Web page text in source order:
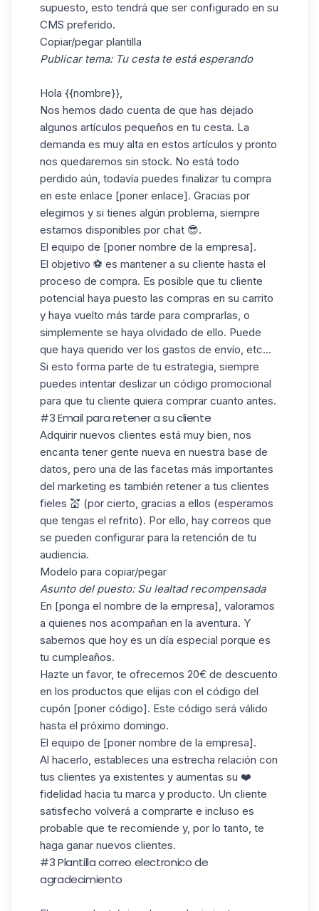
supuesto, esto tendrá que ser configurado en su
CMS preferido.
Copiar/pegar plantilla
Publicar tema: Tu cesta te está esperando
Hola {{nombre}},
Nos hemos dado cuenta de que has dejado
algunos artículos pequeños en tu cesta. La
demanda es muy alta en estos artículos y pronto
nos quedaremos sin stock. No está todo
perdido aún, todavía puedes finalizar tu compra
en este enlace [poner enlace]. Gracias por
elegirnos y si tienes algún problema, siempre
estamos disponibles por chat 😎.
El equipo de [poner nombre de la empresa].
El objetivo ⚽ es mantener a su cliente hasta el
proceso de compra. Es posible que tu cliente
potencial haya puesto las compras en su carrito
y haya vuelto más tarde para comprarlas, o
simplemente se haya olvidado de ello. Puede
que haya querido ver los gastos de envío, etc...
Si esto forma parte de tu estrategia, siempre
puedes intentar deslizar un código promocional
para que tu cliente quiera comprar cuanto antes.
#3 Email para retener a su cliente
Adquirir nuevos clientes está muy bien, nos
encanta tener gente nueva en nuestra base de
datos, pero una de las facetas más importantes
del marketing es también retener a tus clientes
fieles 💒 (por cierto, gracias a ellos (esperamos
que tengas el refrito). Por ello, hay correos que
se pueden configurar para la retención de tu
audiencia.
Modelo para copiar/pegar
Asunto del puesto: Su lealtad recompensada
En [ponga el nombre de la empresa], valoramos
a quienes nos acompañan en la aventura. Y
sabemos que hoy es un día especial porque es
tu cumpleaños.
Hazte un favor, te ofrecemos 20€ de descuento
en los productos que elijas con el código del
cupón [poner código]. Este código será válido
hasta el próximo domingo.
El equipo de [poner nombre de la empresa].
Al hacerlo, estableces una estrecha relación con
tus clientes ya existentes y aumentas su ❤️
fidelidad hacia tu marca y producto. Un cliente
satisfecho volverá a comprarte e incluso es
probable que te recomiende y, por lo tanto, te
haga ganar nuevos clientes.
#3 Plantilla correo electronicode
agradecimiento